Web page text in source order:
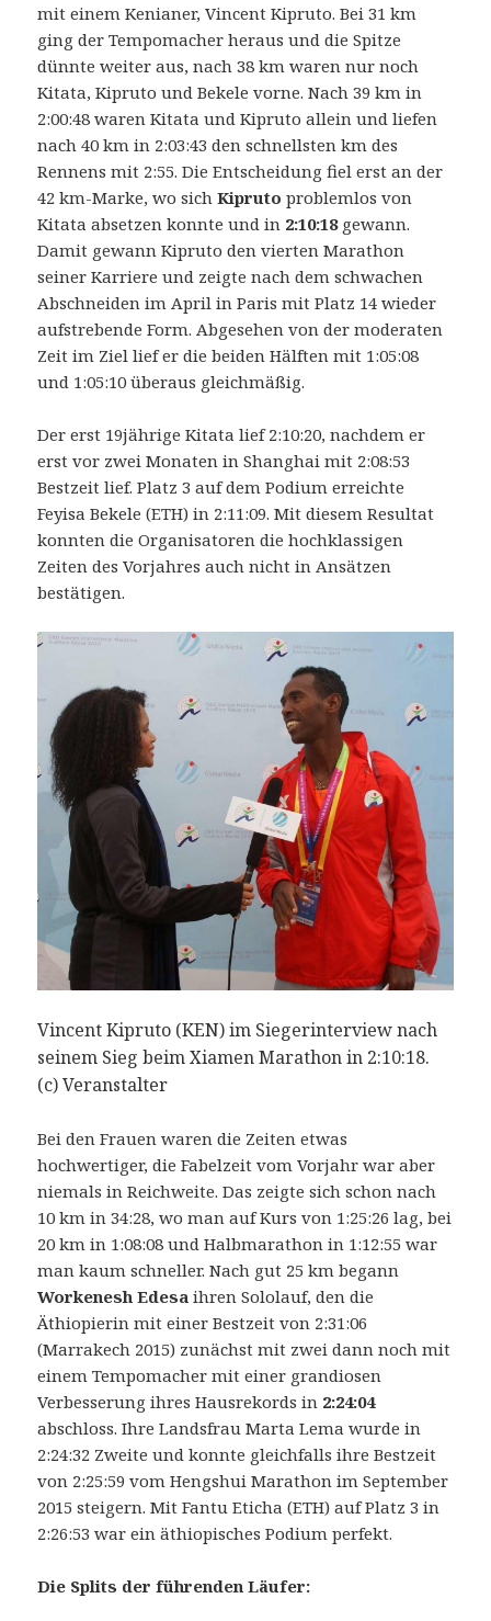
mit einem Kenianer, Vincent Kipruto. Bei 31 km
ging der Tempomacher heraus und die Spitze
dünnte weiter aus, nach 38 km waren nur noch
Kitata, Kipruto und Bekele vorne. Nach 39 km in
2:00:48 waren Kitata und Kipruto allein und liefen
nach 40 km in 2:03:43 den schnellsten km des
Rennens mit 2:55. Die Entscheidung fiel erst an der
42 km-Marke, wo sich Kipruto problemlos von
Kitata absetzen konnte und in 2:10:18gewann.
Damit gewann Kipruto den vierten Marathon
seiner Karriere und zeigte nach dem schwachen
Abschneiden im April in Paris mit Platz 14 wieder
aufstrebende Form. Abgesehen von der moderaten
Zeit im Ziel lief er die beiden Hälften mit 1:05:08
und 1:05:10 überaus gleichmäßig.
Der erst 19jährige Kitata lief 2:10:20, nachdem er
erst vor zwei Monaten in Shanghai mit 2:08:53
Bestzeit lief. Platz 3 auf dem Podium erreichte
Feyisa Bekele (ETH) in 2:11:09. Mit diesem Resultat
konnten die Organisatoren die hochklassigen
Zeiten des Vorjahres auch nicht in Ansätzen
bestätigen.
Vincent Kipruto (KEN) im Siegerinterview nach
seinem Sieg beim Xiamen Marathon in 2:10:18.
(c) Veranstalter
Bei den Frauen waren die Zeiten etwas
hochwertiger, die Fabelzeit vom Vorjahr war aber
niemals in Reichweite. Das zeigte sich schon nach
10 km in 34:28, wo man auf Kurs von 1:25:26 lag, bei
20 km in 1:08:08 und Halbmarathon in 1:12:55 war
man kaum schneller. Nach gut 25 km begann
Workenesh Edesa ihren Sololauf, den die
Äthiopierin mit einer Bestzeit von 2:31:06
(Marrakech 2015) zunächst mit zwei dann noch mit
einem Tempomacher mit einer grandiosen
Verbesserung ihres Hausrekords in 2:24:04
abschloss. Ihre Landsfrau Marta Lema wurde in
2:24:32 Zweite und konnte gleichfalls ihre Bestzeit
von 2:25:59 vom Hengshui Marathon im September
2015 steigern. Mit Fantu Eticha (ETH) auf Platz 3 in
2:26:53 war ein äthiopisches Podium perfekt.
Die Splits der führenden Läufer: